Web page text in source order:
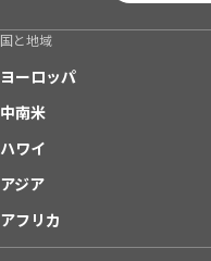
国と地域
ヨーロッパ
中南米
ハワイ
アジア
アフリカ